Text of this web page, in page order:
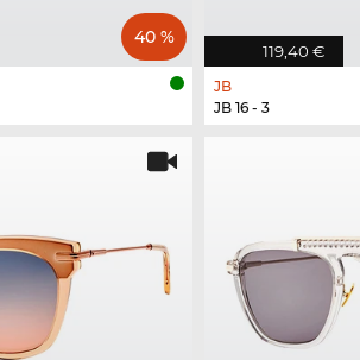
40 %
119,40 €
JB
JB 16 - 3